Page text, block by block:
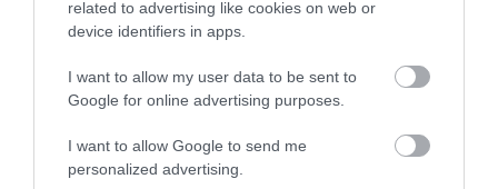
related to advertising like cookies on web or
device identifiers in apps.
I want to allow my user data to be sent to
Google for online advertising purposes.
I want to allow Google to send me
personalized advertising.
ΓΙΑΝΝΗΣ ΚΟΥΤΡΟΥΜΠΗΣ
24.09.2021 | 07:31
Φίλης: "Νέα χρονιά νέοι αγώνες για
ΓΙΑΝΝΗΣ ΚΟΥΤΡΟΥΜΠΗΣ
14.09.2021 | 07:31